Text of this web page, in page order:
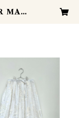
MANI